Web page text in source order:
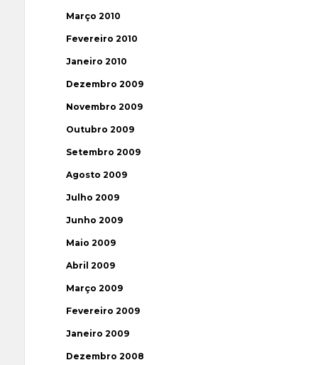
Março 2010
Fevereiro 2010
Janeiro 2010
Dezembro 2009
Novembro 2009
Outubro 2009
Setembro 2009
Agosto 2009
Julho 2009
Junho 2009
Maio 2009
Abril 2009
Março 2009
Fevereiro 2009
Janeiro 2009
Dezembro 2008